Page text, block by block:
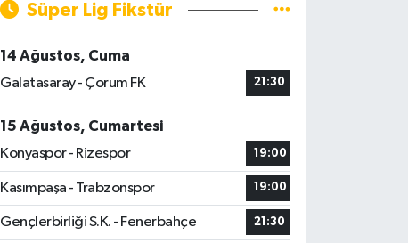
Süper Lig Fikstür
14 Ağustos, Cuma
Galatasaray - Çorum FK
21:30
15 Ağustos, Cumartesi
Konyaspor - Rizespor
19:00
Kasımpaşa - Trabzonspor 19:00
Gençlerbirliği S.K. - Fenerbahçe 21:30